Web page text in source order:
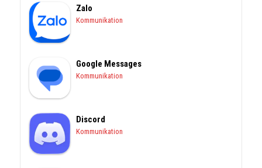
Zalo
Kommunikation
Google Messages
Kommunikation
Discord
Kommunikation